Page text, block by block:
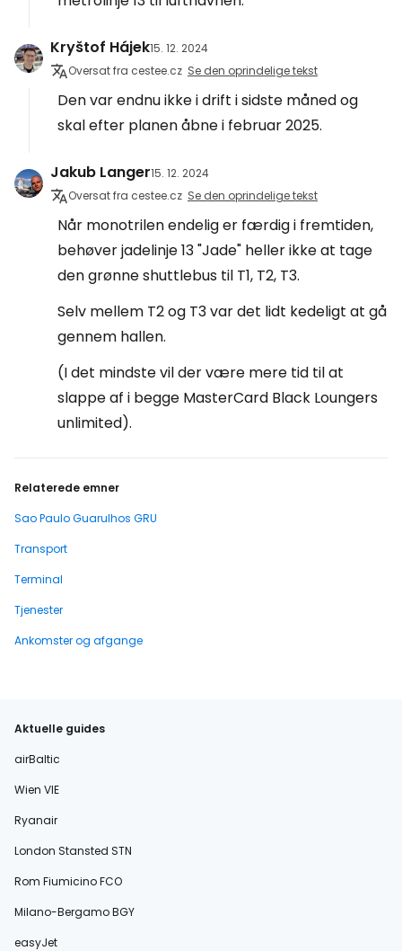
Kryštof Hájek15. 12. 2024
Oversat fra cestee.cz Se den oprindelige tekst
Den var endnu ikke i drift i sidste måned og
skal efter planen åbne i februar 2025.
Jakub Langer15. 12. 2024
Oversat fra cestee.cz Se den oprindelige tekst
Når monotrilen endelig er færdig i fremtiden,
behøver jadelinje 13 "Jade" heller ikke at tage
den grønne shuttlebus til T1, T2, T3.
Selv mellem T2 og T3 var det lidt kedeligt at gå
gennem hallen.
(I det mindste vil der være mere tid til at
slappe af i begge MasterCard Black Loungers
unlimited).
Relaterede emner
Sao Paulo Guarulhos GRU
Transport
Terminal
Tjenester
Ankomster og afgange
Aktuelle guides
airBaltic
Wien VIE
Ryanair
London Stansted STN
Rom Fiumicino FCO
Milano-Bergamo BGY
easyJet